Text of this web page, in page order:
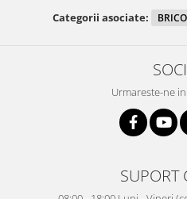
Categorii asociate:
Urmareste-ne
SUPORT